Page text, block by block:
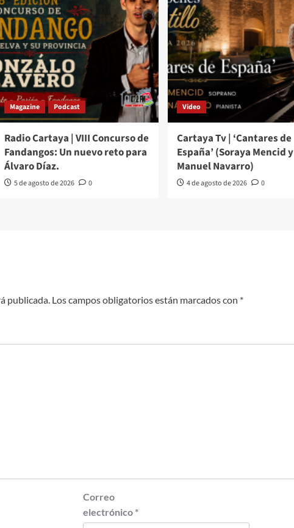
Magazine Podcast
Radio Cartaya | VIII Concurso de
Fandangos: Un nuevo reto para
Álvaro Díaz.
5 de agosto de 2026 0
Video
Cartaya Tv | ‘Cantares de
España’ (Soraya Mencid y
Manuel Navarro)
4 de agosto de 2026 0
publicada. Los campos obligatorios están marcados con *
Correo
electrónico *